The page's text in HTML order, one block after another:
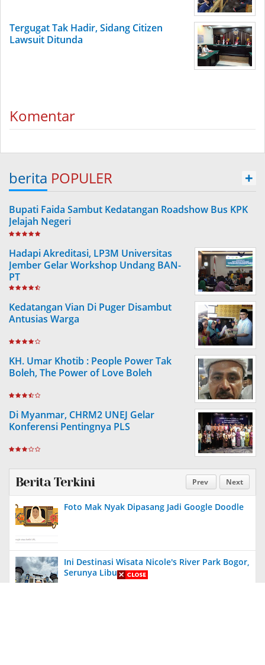
Tergugat Tak Hadir, Sidang Citizen
Lawsuit Ditunda
Komentar
berita POPULER +
Bupati Faida Sambut Kedatangan Roadshow Bus KPK
Jelajah Negeri
Hadapi Akreditasi, LP3M Universitas
Jember Gelar Workshop Undang BAN-
PT
Kedatangan Vian Di Puger Disambut
Antusias Warga
KH. Umar Khotib : People Power Tak
Boleh, The Power of Love Boleh
Di Myanmar, CHRM2 UNEJ Gelar
Konferensi Pentingnya PLS
Prev Next
Berita Terkini
Foto Mak Nyak Dipasang Jadi Google Doodle
Ini Destinasi Wisata Nicole's River Park Bogor,
Serunya Liburan